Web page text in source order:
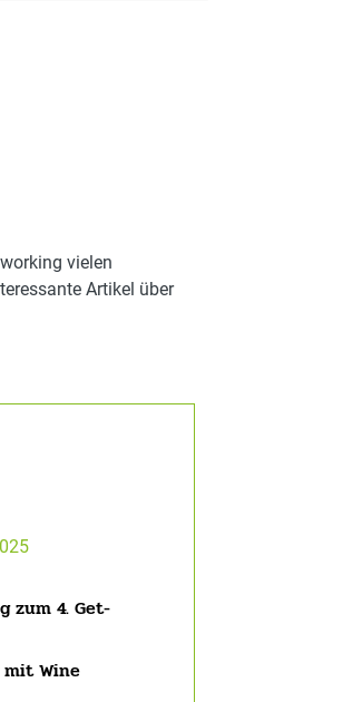
vielen
Artikel über
zum 4. Get-
Wine